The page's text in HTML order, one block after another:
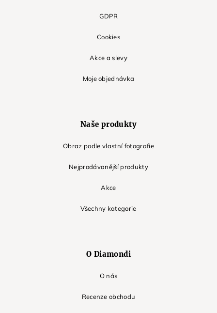
GDPR
Cookies
Akce a slevy
Moje objednávka
Naše produkty
Obraz podle vlastní fotografie
Nejprodávanější produkty
Akce
Všechny kategorie
O Diamondi
O nás
Recenze obchodu